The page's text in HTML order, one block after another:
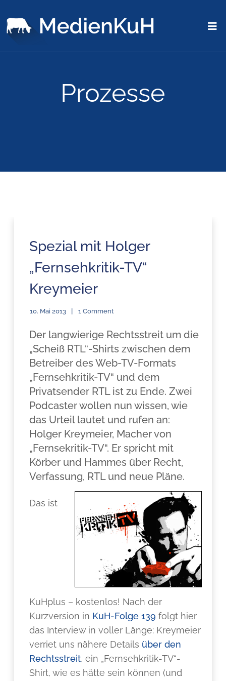
Prozesse
Spezial mit Holger
„Fernsehkritik-TV“
Kreymeier
10. Mai 2013 1 Comment
Der langwierige Rechtsstreit um die
„Scheiß RTL“-Shirts zwischen dem
Betreiber des Web-TV-Formats
„Fernsehkritik-TV“ und dem
Privatsender RTL ist zu Ende. Zwei
Podcaster wollen nun wissen, wie
das Urteil lautet und rufen an:
Holger Kreymeier, Macher von
„Fernsekritik-TV“. Er spricht mit
Körber und Hammes über Recht,
Verfassung, RTL und neue Pläne.
Das ist
KuHplus – kostenlos! Nach der
Kurzversion in KuH-Folge 139 folgt hier
das Interview in voller Länge: Kreymeier
verriet uns nähere Details über den
Rechtsstreit, ein „Fernsehkritik-TV“-
Shirt, wie es hätte sein können (und